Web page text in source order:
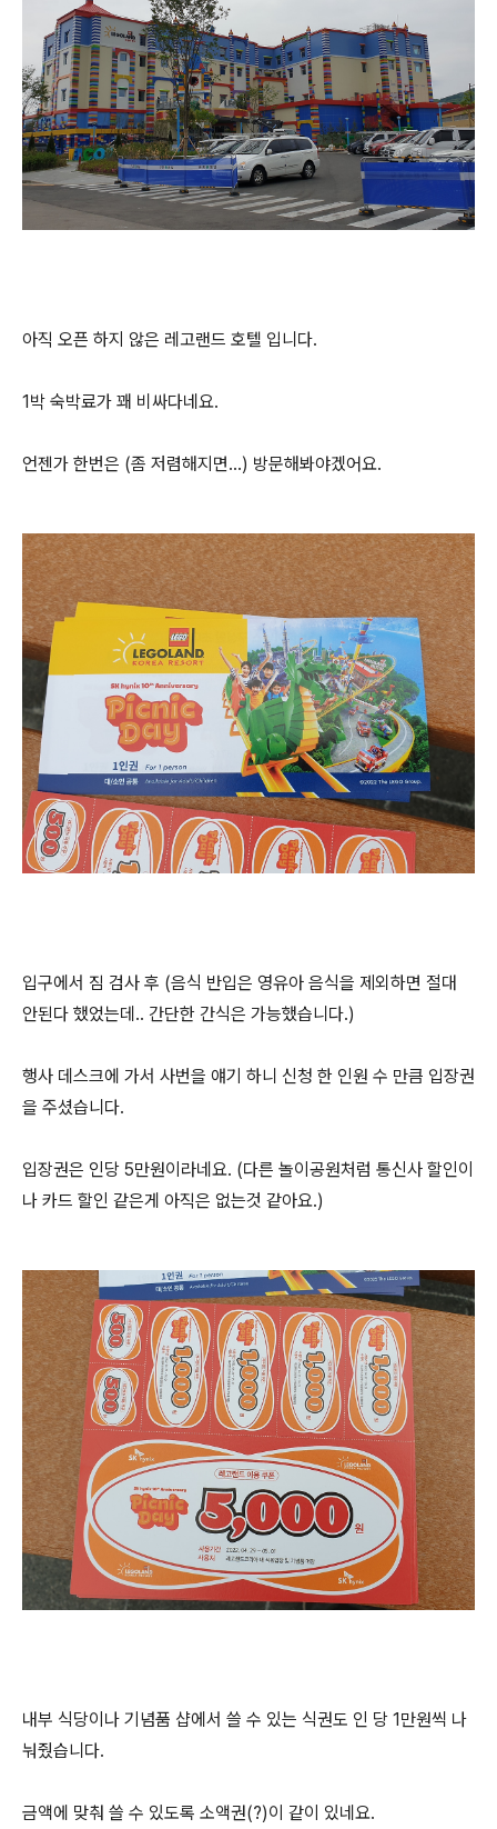
아직 오픈 하지 않은 레고랜드 호텔 입니다.
1박 숙박료가 꽤 비싸다네요.
언젠가 한번은 (좀 저렴해지면...) 방문해봐야겠어요.
입구에서 짐 검사 후 (음식 반입은 영유아 음식을 제외하면 절대
안된다 했었는데.. 간단한 간식은 가능했습니다.)
행사 데스크에 가서 사번을 얘기 하니 신청 한 인원 수 만큼 입장권
을 주셨습니다.
입장권은 인당 5만원이라네요. (다른 놀이공원처럼 통신사 할인이
나 카드 할인 같은게 아직은 없는것 같아요.)
내부 식당이나 기념품 샵에서 쓸 수 있는 식권도 인 당 1만원씩 나
눠줬습니다.
금액에 맞춰 쓸 수 있도록 소액권(?)이 같이 있네요.